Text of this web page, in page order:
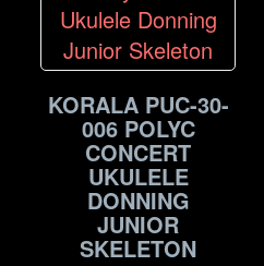
KORALA PUC-30-
006 POLYC
CONCERT
UKULELE
DONNING
JUNIOR
SKELETON